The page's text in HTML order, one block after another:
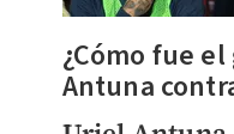
¿Cómo fue
Antuna